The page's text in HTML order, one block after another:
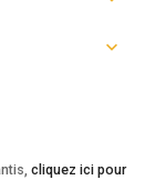

cliquez ici pour